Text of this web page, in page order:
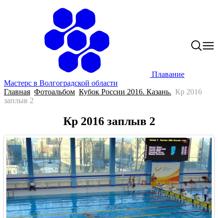
Плавание
Мастерс в Волгоградской области
Главная Фотоальбом Кубок России 2016. Казань. Кр 2016
заплыв 2
Кр 2016 заплыв 2